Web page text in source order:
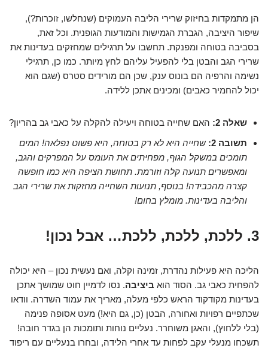
הן מתמקדות בחיזוק שרירי הליבה העמוקים (שנחלשו, זוכרות?),
שיפור היציבה, הגברת הגמישות והמודעות הגופנית. וכל זאת,
בסביבה בטוחה ומפנקת. תחשבו על תרגילים שמחזקים בעדינות את
שרירי הגב והבטן בלי להפעיל עליהם לחץ מיותר. כמו כן, תרגילי
נשימה והרפיה הם בונוס ענק, שכן הם מורידים סטרס (שגם הוא
יכול להחמיר כאבים) ומכינים אתכן ללידה.
שאלה 2:
האם שחייה בטוחה ויעילה להקלה על כאבי גב בהריון?
תשובה 2:
שחייה היא לא רק בטוחה, היא פשוט נפלאה! המים
תומכים במשקל הגוף, מפחיתים את העומס על המפרקים והגב,
ומאפשרים תנועה קלה וזורמת. תחושת הציפה היא כמו חופשה
קצרה מהכבידה! בנוסף, תנועות השחייה מחזקות את שרירי הגב
והליבה בעדינות. מומלץ בחום!
3. ללכת, ללכת, ללכת… אבל נכון!
הליכה היא פעילות נהדרת, זמינה וקלה, ואם נעשית נכון – היא יכולה
להפחית כאבי גב. הסוד הוא ביציבה. נסו לדמיין חוט שמושך אתכן
בעדינות מקודקוד הראש כלפי מעלה, מאריך את עמוד השדרה. וודאו
שכתפיים רפויות ואחורה, הבטן (כן, גם היא!) מעט אסופה פנימה
(בלי ללחוץ), והאגן משוחרר. נעליים נוחות ותומכות הן בגדר חובה!
תשכחו מנעלי עקב לפחות עד אחרי הלידה, ובחרו בנעליים עם ריפוד